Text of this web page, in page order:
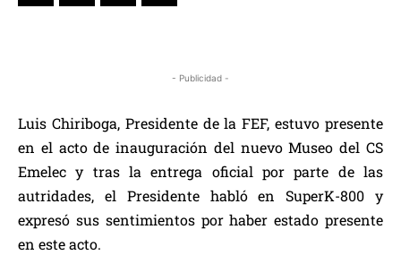
- Publicidad -
Luis Chiriboga, Presidente de la FEF, estuvo presente
en el acto de inauguración del nuevo Museo del CS
Emelec y tras la entrega oficial por parte de las
autridades, el Presidente habló en SuperK-800 y
expresó sus sentimientos por haber estado presente
en este acto.